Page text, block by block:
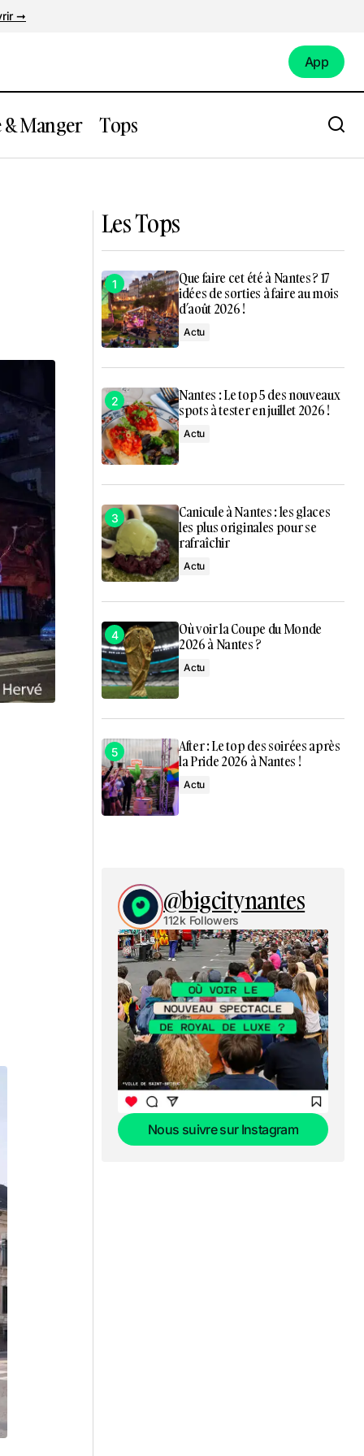
➞
App
Manger Tops
rasée !
Les Tops
Que faire cet été à Nantes ? 17
idées de sorties à faire au mois
d’août 2026 !
Actu
Nantes : Le top 5 des nouveaux
spots à tester en juillet 2026 !
Actu
Canicule à Nantes : les glaces
les plus originales pour se
rafraîchir
Actu
Où voir la Coupe du Monde
2026 à Nantes ?
Actu
After : Le top des soirées après
la Pride 2026 à Nantes !
Actu
@bigcitynantes
112k Followers
Nous suivre sur Instagram